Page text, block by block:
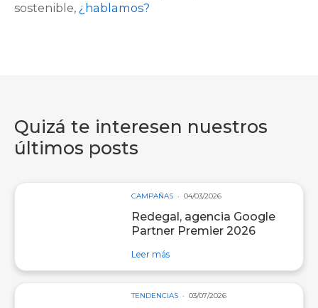
sostenible, ¿hablamos?
Quizá te interesen nuestros
últimos posts
CAMPAÑAS 04/03/2026
Redegal, agencia Google
Partner Premier 2026
Leer mássobre entrada Redegal, agencia
TENDENCIAS 03/07/2026